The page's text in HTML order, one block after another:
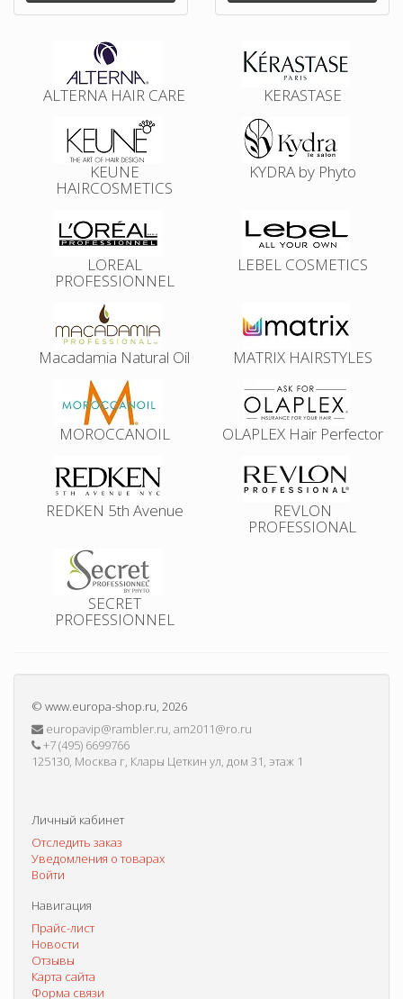
ALTERNA HAIR CARE KERASTASE
KEUNE
HAIRCOSMETICS
KYDRA by Phyto
LOREAL
PROFESSIONNEL
LEBEL COSMETICS
Macadamia Natural Oil MATRIX HAIRSTYLES
MOROCCANOIL OLAPLEX Hair Perfector
REDKEN 5th Avenue REVLON
PROFESSIONAL
SECRET
PROFESSIONNEL
© www.europa-shop.ru, 2026
europavip@rambler.ru, am2011@ro.ru
+7 (495) 6699766
125130, Москва г, Клары Цеткин ул, дом 31, этаж 1
Личный кабинет
Отследить заказ
Уведомления о товарах
Войти
Навигация
Прайс-лист
Новости
Отзывы
Карта сайта
Форма связи